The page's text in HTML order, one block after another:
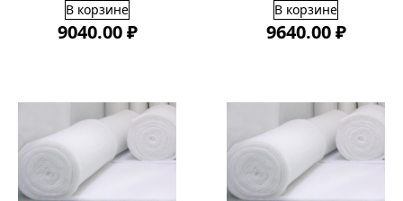
В корзине
9040.00 ₽
В корзине
9640.00 ₽